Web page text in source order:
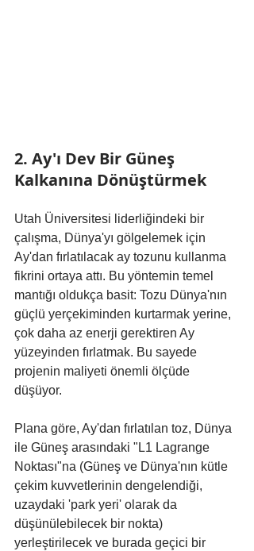
2. Ay'ı Dev Bir Güneş
Kalkanına Dönüştürmek
Utah Üniversitesi liderliğindeki bir
çalışma, Dünya'yı gölgelemek için
Ay'dan fırlatılacak ay tozunu kullanma
fikrini ortaya attı. Bu yöntemin temel
mantığı oldukça basit: Tozu Dünya'nın
güçlü yerçekiminden kurtarmak yerine,
çok daha az enerji gerektiren Ay
yüzeyinden fırlatmak. Bu sayede
projenin maliyeti önemli ölçüde
düşüyor.
Plana göre, Ay'dan fırlatılan toz, Dünya
ile Güneş arasındaki "L1 Lagrange
Noktası"na (Güneş ve Dünya'nın kütle
çekim kuvvetlerinin dengelendiği,
uzaydaki 'park yeri' olarak da
düşünülebilecek bir nokta)
yerleştirilecek ve burada geçici bir